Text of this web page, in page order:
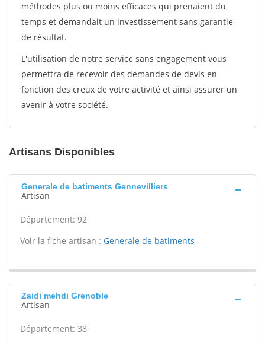
méthodes plus ou moins efficaces qui prenaient du
temps et demandait un investissement sans garantie
de résultat.
L'utilisation de notre service sans engagement vous
permettra de recevoir des demandes de devis en
fonction des creux de votre activité et ainsi assurer un
avenir à votre société.
Artisans Disponibles
Generale de batiments Gennevilliers
Artisan
Département: 92
Voir la fiche artisan : Generale de batiments
Zaidi mehdi Grenoble
Artisan
Département: 38